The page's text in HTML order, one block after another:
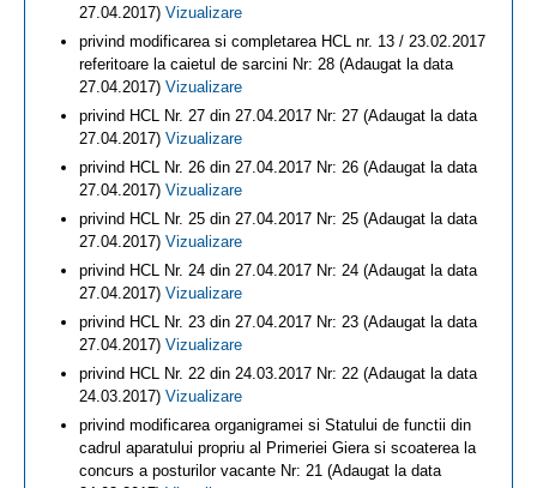
27.04.2017) Vizualizare
privind modificarea si completarea HCL nr. 13 / 23.02.2017
referitoare la caietul de sarcini Nr: 28 (Adaugat la data
27.04.2017) Vizualizare
privind HCL Nr. 27 din 27.04.2017 Nr: 27 (Adaugat la data
27.04.2017) Vizualizare
privind HCL Nr. 26 din 27.04.2017 Nr: 26 (Adaugat la data
27.04.2017) Vizualizare
privind HCL Nr. 25 din 27.04.2017 Nr: 25 (Adaugat la data
27.04.2017) Vizualizare
privind HCL Nr. 24 din 27.04.2017 Nr: 24 (Adaugat la data
27.04.2017) Vizualizare
privind HCL Nr. 23 din 27.04.2017 Nr: 23 (Adaugat la data
27.04.2017) Vizualizare
privind HCL Nr. 22 din 24.03.2017 Nr: 22 (Adaugat la data
24.03.2017) Vizualizare
privind modificarea organigramei si Statului de functii din
cadrul aparatului propriu al Primeriei Giera si scoaterea la
concurs a posturilor vacante Nr: 21 (Adaugat la data